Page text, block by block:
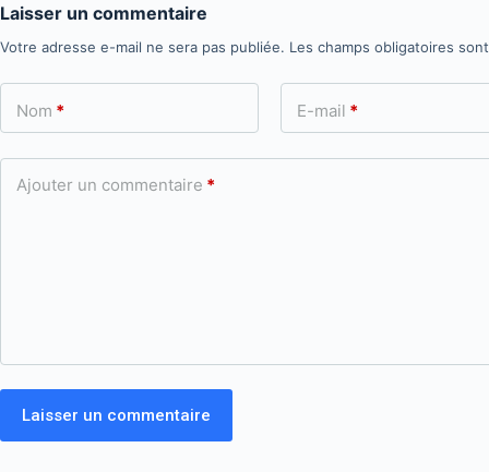
Laisser un commentaire
Votre adresse e-mail ne sera pas publiée. Les champs obligatoires
Nom * E-mail *
Ajouter un commentaire *
Laisser un commentaire